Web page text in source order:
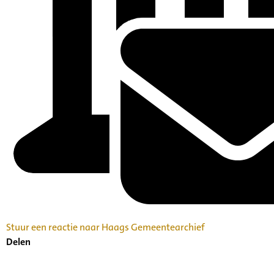
Stuur een reactie naar Haags Gemeentearchief
Delen